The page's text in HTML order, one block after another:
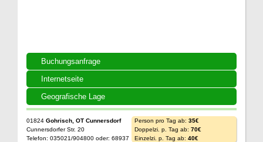
Buchungsanfrage
Internetseite
Geografische Lage
01824 Gohrisch, OT Cunnersdorf
Cunnersdorfer Str. 20
Telefon: 035021/904800 oder: 68937
Person pro Tag ab: 35€
Doppelzi. p. Tag ab: 70€
Einzelzi. p. Tag ab: 40€